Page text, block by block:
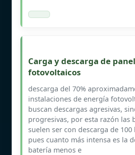
Carga y descarga de
fotovoltaicos
descarga del 70%
instalaciones de energía
buscan descargas agresivas,
progresivas, por esta razón las
suelen ser con descarga de 100
pues cuanto más intensa es la
batería menos e